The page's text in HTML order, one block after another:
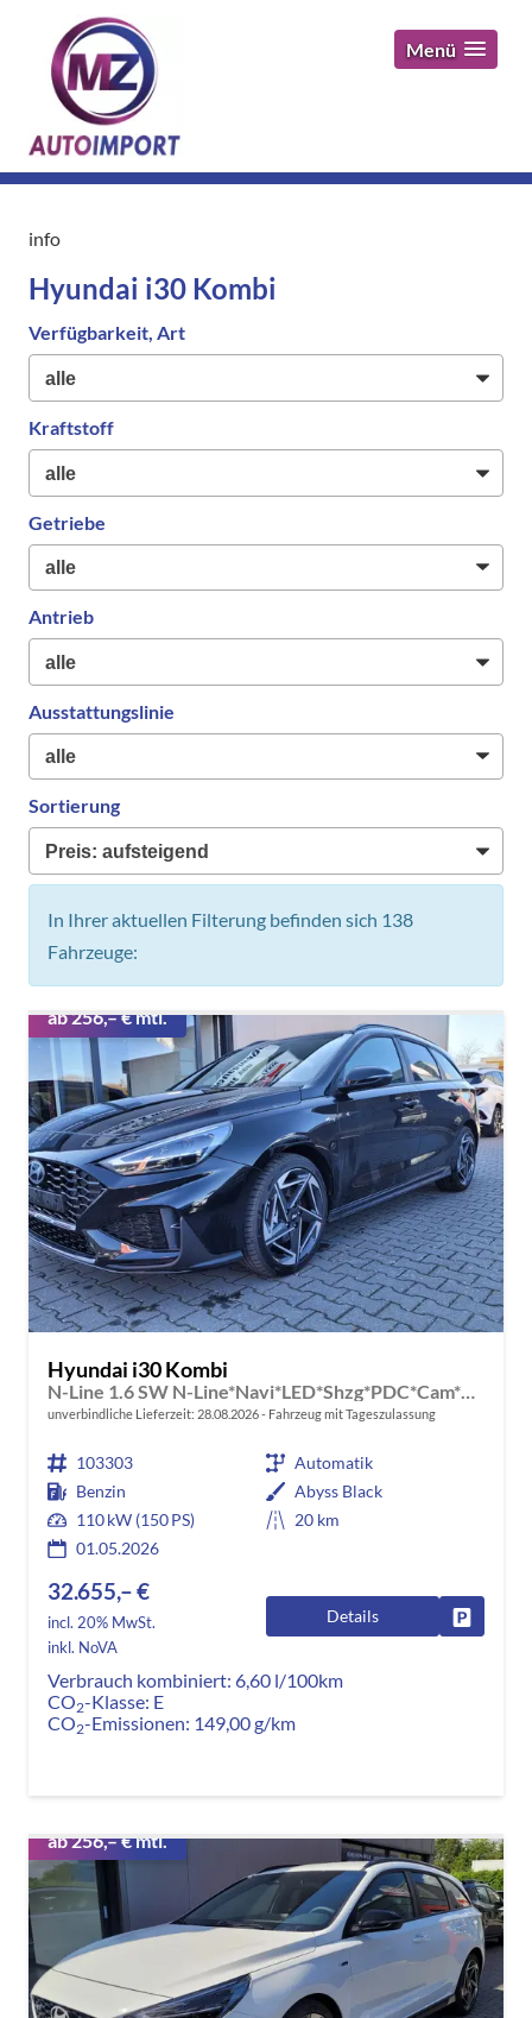
Menü
info
Hyundai i30 Kombi
Verfügbarkeit, Art
Kraftstoff
Getriebe
Antrieb
Ausstattungslinie
Sortierung
In Ihrer aktuellen Filterung befinden sich 138
Fahrzeuge:
ab 256,– € mtl.
Hyundai i30 Kombi
unverbindliche Lieferzeit: 28.08.2026 Fahrzeug mit Tageszulassung
103303
Automatik
Benzin
Abyss Black
110 kW (150 PS)
20 km
01.05.2026
32.655,– €
incl. 20% MwSt.
inkl. NoVA
Details
Verbrauch kombiniert: 6,60 l/100km
CO2-Klasse: E
CO2-Emissionen: 149,00 g/km
ab 256,– € mtl.